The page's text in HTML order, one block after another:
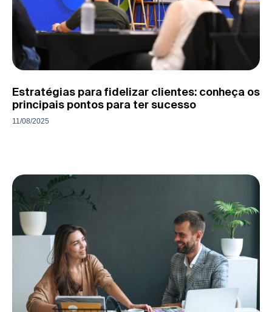
Estratégias para fidelizar clientes: conheça os
principais pontos para ter sucesso
11/08/2025